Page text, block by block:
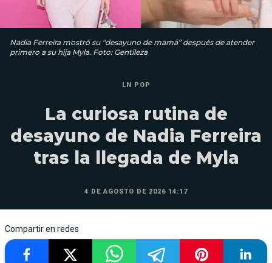
Nadia Ferreira mostró su “desayuno de mamá” después de atender
primero a su hija Myla. Foto: Gentileza
LN POP
La curiosa rutina de
desayuno de Nadia Ferreira
tras la llegada de Myla
4 DE AGOSTO DE 2026 14:17
Compartir en redes